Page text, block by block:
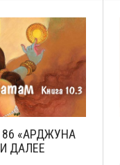
«АРДЖУНА
ДАЛЕЕ